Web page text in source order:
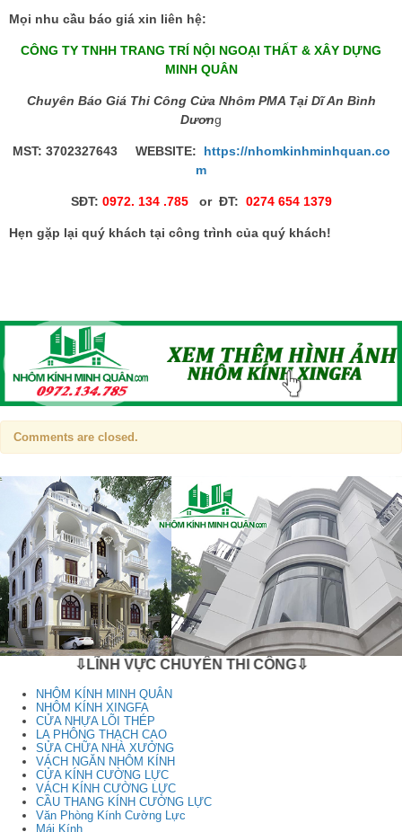
Mọi nhu cầu báo giá xin liên hệ:
CÔNG TY TNHH TRANG TRÍ NỘI NGOẠI THẤT & XÂY DỰNG
MINH QUÂN
Chuyên Báo Giá Thi Công Cửa Nhôm PMA Tại Dĩ An Bình
Dương
MST: 3702327643 WEBSITE: https://nhomkinhminhquan.co
m
SĐT: 0972. 134 .785 or ĐT: 0274 654 1379
Hẹn gặp lại quý khách tại công trình của quý khách!
Comments are closed.
⇩LĨNH VỰC CHUYÊN THI CÔNG⇩
NHÔM KÍNH MINH QUÂN
NHÔM KÍNH XINGFA
CỬA NHỰA LÕI THÉP
LA PHÔNG THẠCH CAO
SỬA CHỮA NHÀ XƯỞNG
VÁCH NGĂN NHÔM KÍNH
CỬA KÍNH CƯỜNG LỰC
VÁCH KÍNH CƯỜNG LỰC
CẦU THANG KÍNH CƯỜNG LỰC
Văn Phòng Kính Cường Lực
Mái Kính